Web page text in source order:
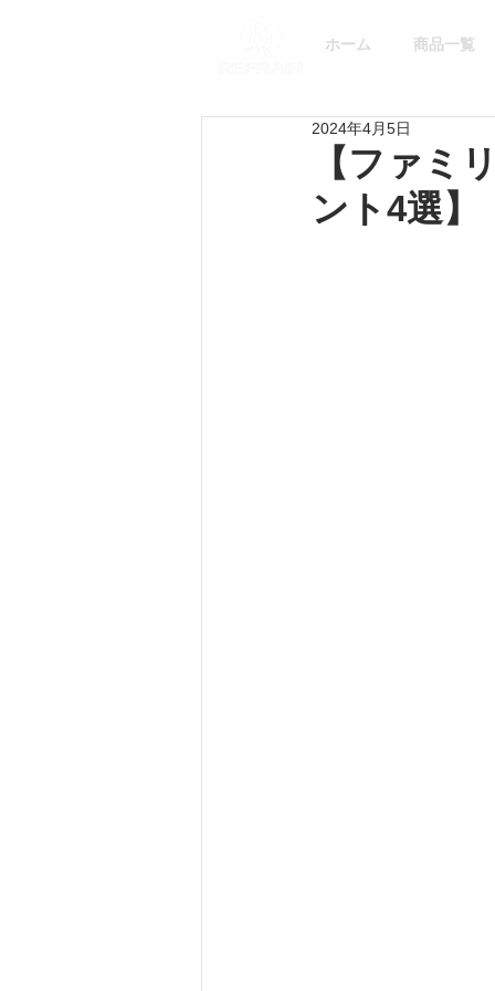
ホーム 商品一覧
【ファミ
ント4選】
2024年4月5日